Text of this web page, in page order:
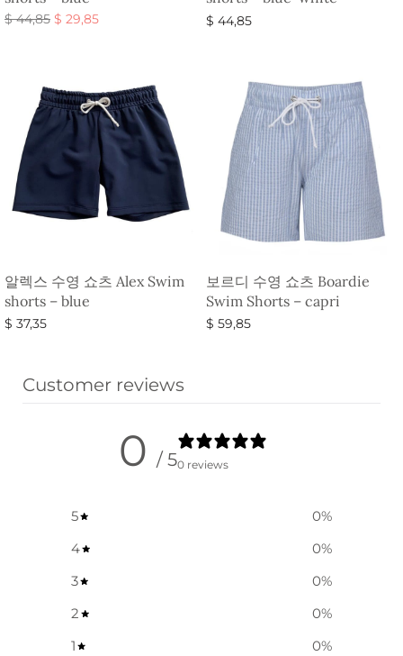
$44,85 원래 가
$ 29,85현재 가
$ 44,85
알렉스 수영 쇼츠 Alex Swim
shorts – blue
$ 37,35
보르디 수영 쇼츠 Boardie
Swim Shorts – capri
$ 59,85
Customer reviews
0 / 50 reviews
5 0%
4
0%
3
0%
2
0%
1
0%